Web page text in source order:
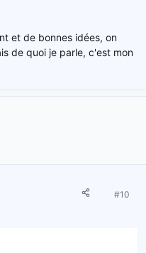
et de bonnes idées, on
de quoi je parle, c'est mon
#10